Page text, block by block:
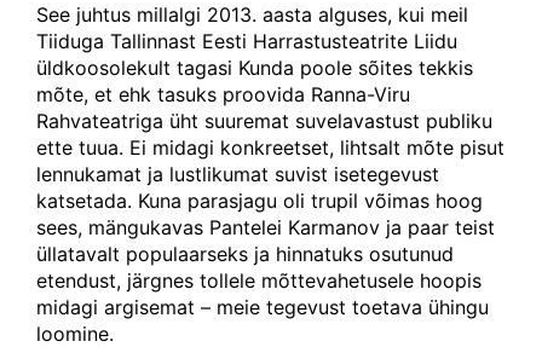
See juhtus millalgi 2013. aasta alguses, kui meil
Tiiduga Tallinnast Eesti Harrastusteatrite Liidu
üldkoosolekult tagasi Kunda poole sõites tekkis
mõte, et ehk tasuks proovida Ranna-Viru
Rahvateatriga üht suuremat suvelavastust publiku
ette tuua. Ei midagi konkreetset, lihtsalt mõte pisut
lennukamat ja lustlikumat suvist isetegevust
katsetada. Kuna parasjagu oli trupil võimas hoog
sees, mängukavas Pantelei Karmanov ja paar teist
üllatavalt populaarseks ja hinnatuks osutunud
etendust, järgnes tollele mõttevahetusele hoopis
midagi argisemat – meie tegevust toetava ühingu
loomine.